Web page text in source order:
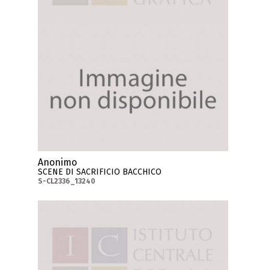
Anonimo
SCENE DI SACRIFICIO BACCHICO
S-CL2336_13240